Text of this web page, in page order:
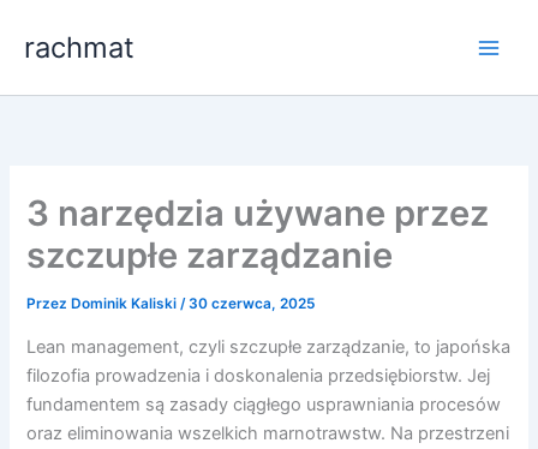
rachmat
3 narzędzia używane przez
szczupłe zarządzanie
Przez Dominik Kaliski/30 czerwca, 2025
Lean management, czyli szczupłe zarządzanie, to japońska
filozofia prowadzenia i doskonalenia przedsiębiorstw. Jej
fundamentem są zasady ciągłego usprawniania procesów
oraz eliminowania wszelkich marnotrawstw. Na przestrzeni